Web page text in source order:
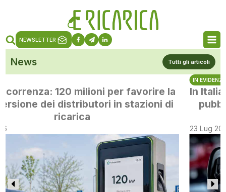
NEWSLETTER
News Tutti gli articoli
In Italia a giugno oltre 84mila punti di ricarica
pubblici, record di nuove installazioni nel
secondo trimestre
23 Lug 2026